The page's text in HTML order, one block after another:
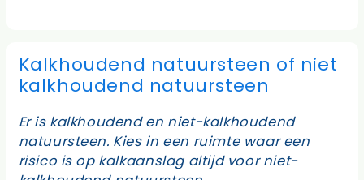
Kalkhoudend natuursteen of niet
kalkhoudend natuursteen
Er is kalkhoudend en niet-kalkhoudend
natuursteen. Kies in een ruimte waar een
risico is op kalkaanslag altijd voor niet-